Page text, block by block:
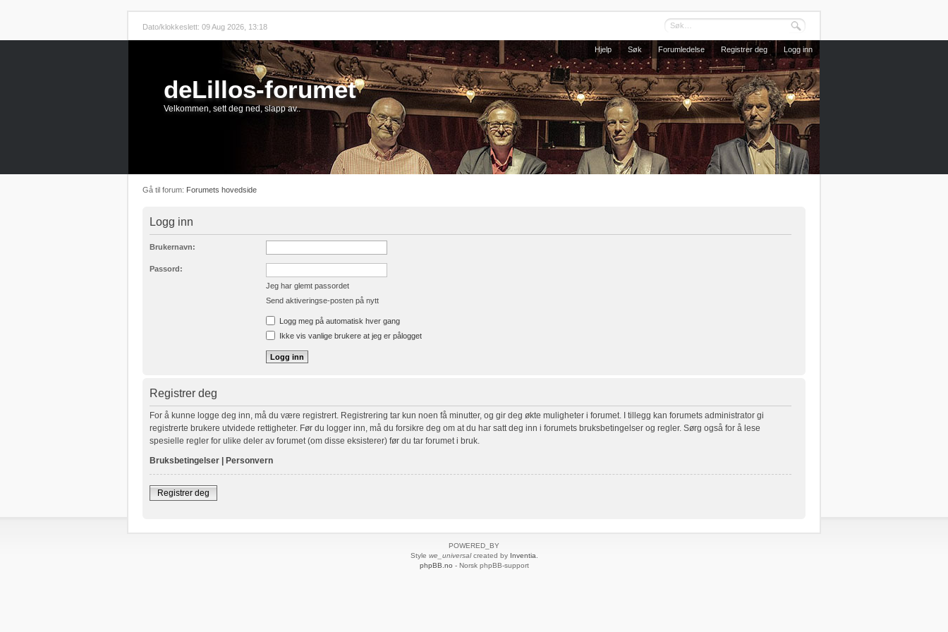
Dato/klokkeslett: 09 Aug 2026, 13:18
Hjelp Søk Forumledelse Registrer deg Logg inn
deLillos-forumet
Velkommen, sett deg ned, slapp av..
Gå til forum: Forumets hovedside
Logg inn
Brukernavn:
Passord:
Jeg har glemt passordet
Send aktiveringse-posten på nytt
Logg meg på automatisk hver gang
Ikke vis vanlige brukere at jeg er pålogget
Registrer deg
For å kunne logge deg inn, må du være registrert. Registrering tar kun noen få minutter, og gir deg økte muligheter i forumet. I tillegg kan forumets administrator gi
registrerte brukere utvidede rettigheter. Før du logger inn, må du forsikre deg om at du har satt deg inn i forumets bruksbetingelser og regler. Sørg også for å lese
spesielle regler for ulike deler av forumet (om disse eksisterer) før du tar forumet i bruk.
Bruksbetingelser
Personvern
Registrer deg
POWERED_BY
Style we_universalcreated by Inventia.
phpBB.no - Norsk phpBB-support